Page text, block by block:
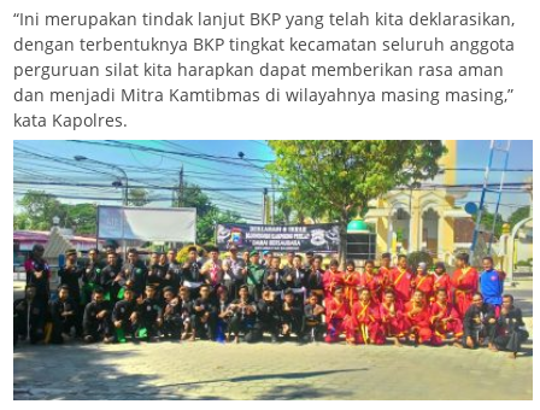
“Ini merupakan tindak lanjut BKP yang telah kita deklarasikan,
dengan terbentuknya BKP tingkat kecamatan seluruh anggota
perguruan silat kita harapkan dapat memberikan rasa aman
dan menjadi Mitra Kamtibmas di wilayahnya masing masing,”
kata Kapolres.